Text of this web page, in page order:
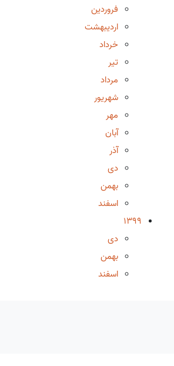
فروردین
اردیبهشت
خرداد
تیر
مرداد
شهریور
مهر
آبان
آذر
دی
بهمن
اسفند
1399
دی
بهمن
اسفند